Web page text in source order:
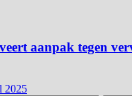
aanpak tegen
2025